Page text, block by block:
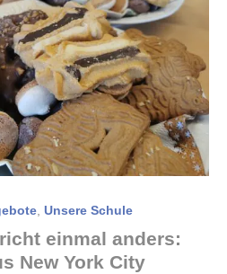
, Unsere Schule
einmal anders:
New York City